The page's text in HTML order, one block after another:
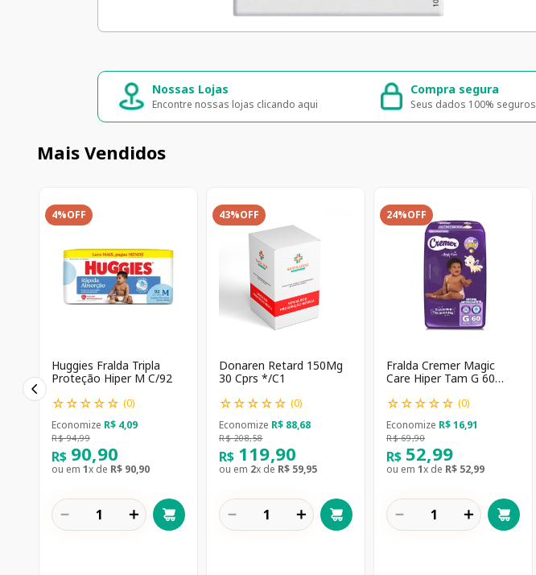
Nossas Lojas
Encontre nossas lojas clicando aqui
Compra segura
Seus dados 100% seguros
Mais Vendidos
4%OFF
Huggies Fralda Tripla
Proteção Hiper M C/92
☆☆☆☆☆ (0)
Economize R$ 4,09
R$ 94,99
R$ 90,90
ou em 1x de R$ 90,90
＋
－
43%OFF
Donaren Retard 150Mg
30 Cprs */C1
☆☆☆☆☆ (0)
Economize R$ 88,68
R$ 208,58
R$ 119,90
ou em 2x de R$ 59,95
＋
－
24%OFF
Fralda Cremer Magic
Care Hiper Tam G 60
☆☆☆☆☆ (0)
Economize R$16,91
R$ 69,90
R$ 52,99
ou em 1x de R$ 52,99
＋
－